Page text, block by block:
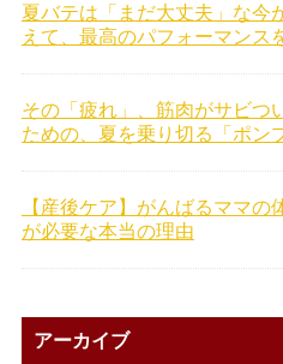
夏バテは「まだ大丈夫」な今
えて、最高のパフォーマンス
その「疲れ」、筋肉がサビつ
ための、夏を乗り切る「ポン
【産後ケア】がんばるママ
が必要な本当の理由
アーカイブ